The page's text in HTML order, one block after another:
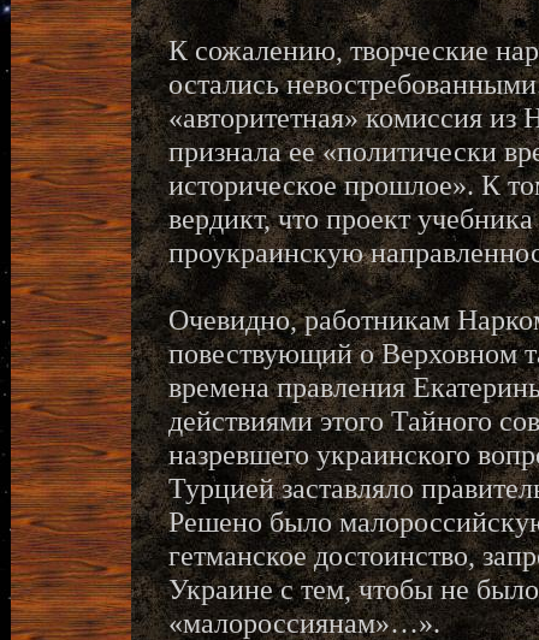
К сожалению, творческие
остались
«авторитетная» комиссия из
признала ее «политически
историческое прошлое». К
вердикт, что проект
проукраинскую
Очевидно, работникам
повествующий о Верховном
времена правления
действиями этого Тайного
назревшего украинского
Турцией заставляло
Решено было
гетманское достоинство,
Украине с тем, чтобы не
«малороссиянам»…».